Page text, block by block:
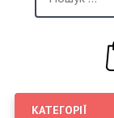
КАТЕГОРІЇ